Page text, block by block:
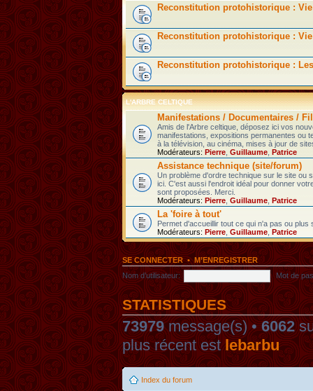
Reconstitution protohistorique :
Reconstitution protohistorique :
Reconstitution protohistorique :
L'ARBRE CELTIQUE
Manifestations / Documentaires /
Amis de l'Arbre celtique, déposez ici vos
manifestations, expositions permanentes ou
à la télévision, au cinéma, mises à jour de
Modérateurs: Pierre Guillaume Patrice
Assistance technique (site/forum)
Un problème d'ordre technique sur le site ou
ici. C'est aussi l'endroit idéal pour donner
sont proposées. Merci.
Modérateurs: Pierre Guillaume Patrice
La 'foire à tout'
Permet d'accueillir tout ce qui n'a pas ou
Modérateurs: Pierre Guillaume Patrice
SE CONNECTER•M’ENREGISTRER
Nom d’utilisateur:
Mot de
STATISTIQUES
73979message(s) •6062
plus récent estlebarbu
Index du forum